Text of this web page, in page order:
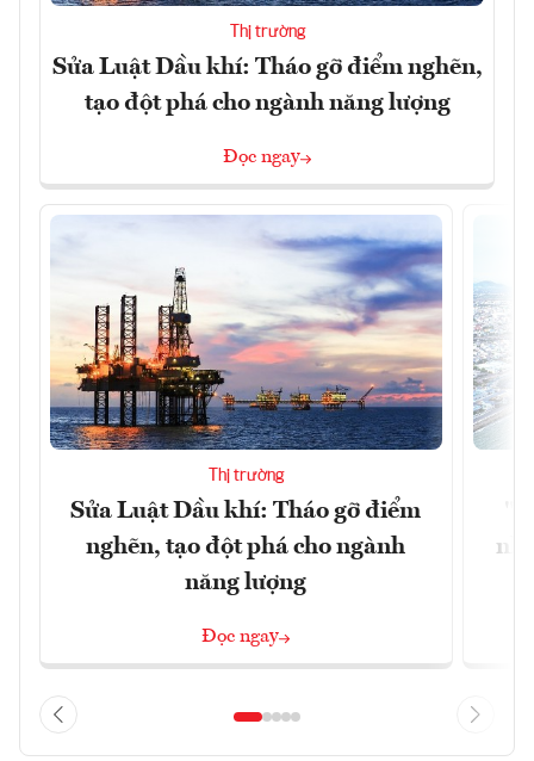
Thị trường
Sửa Luật Dầu khí: Tháo gỡ điểm nghẽn,
tạo đột phá cho ngành năng lượng
Đọc ngay
Thị trường
Sửa Luật Dầu khí: Tháo gỡ điểm
nghẽn, tạo đột phá cho ngành
năng lượng
Đọc ngay